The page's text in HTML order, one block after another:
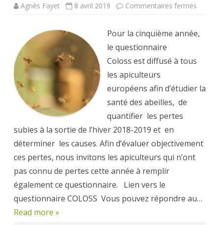
Agnès Fayet 8 avril 2019 Commentaires fermés
Pour la cinquième année,
le questionnaire
Coloss est diffusé à tous
les apiculteurs
européens afin d’étudier la
santé des abeilles, de
quantifier les pertes
subies à la sortie de l’hiver 2018-2019 et en
déterminer les causes. Afin d’évaluer objectivement
ces pertes, nous invitons les apiculteurs qui n’ont
pas connu de pertes cette année à remplir
également ce questionnaire. Lien vers le
questionnaire COLOSS Vous pouvez répondre au…
Read more »